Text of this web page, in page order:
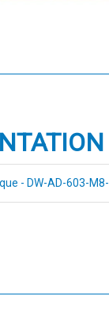
- DW-AD-603-